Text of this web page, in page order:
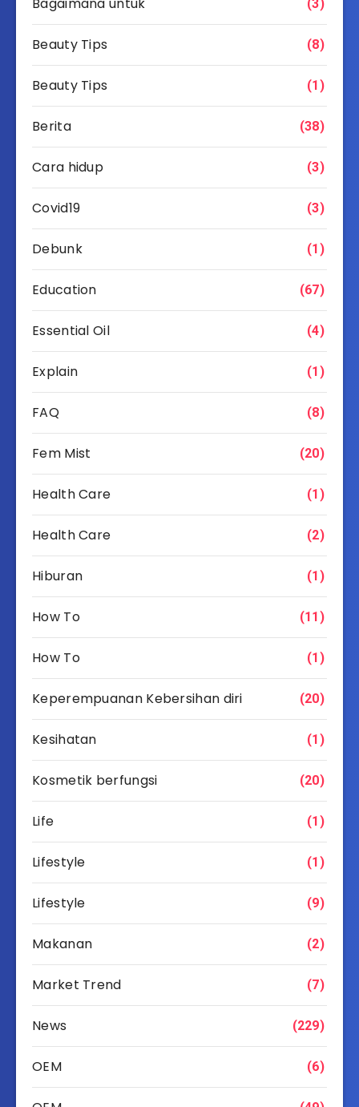
(3)
Beauty Tips (8)
Beauty Tips (1)
Berita (38)
Cara hidup (3)
Covid19 (3)
Debunk (1)
Education (67)
Essential Oil (4)
Explain (1)
FAQ (8)
Fem Mist (20)
Health Care (1)
Health Care (2)
Hiburan (1)
How To (11)
How To (1)
Keperempuanan Kebersihan diri (20)
Kesihatan (1)
Kosmetik berfungsi (20)
Life (1)
Lifestyle (1)
Lifestyle (9)
Makanan (2)
Market Trend (7)
News (229)
OEM (6)